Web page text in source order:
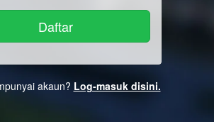
akaun? Log-masuk disini.